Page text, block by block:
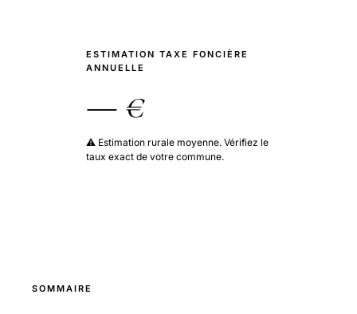
ESTIMATION TAXE FONCIÈRE
ANNUELLE
— €
⚠️ Estimation rurale moyenne. Vérifiez le
taux exact de votre commune.
SOMMAIRE